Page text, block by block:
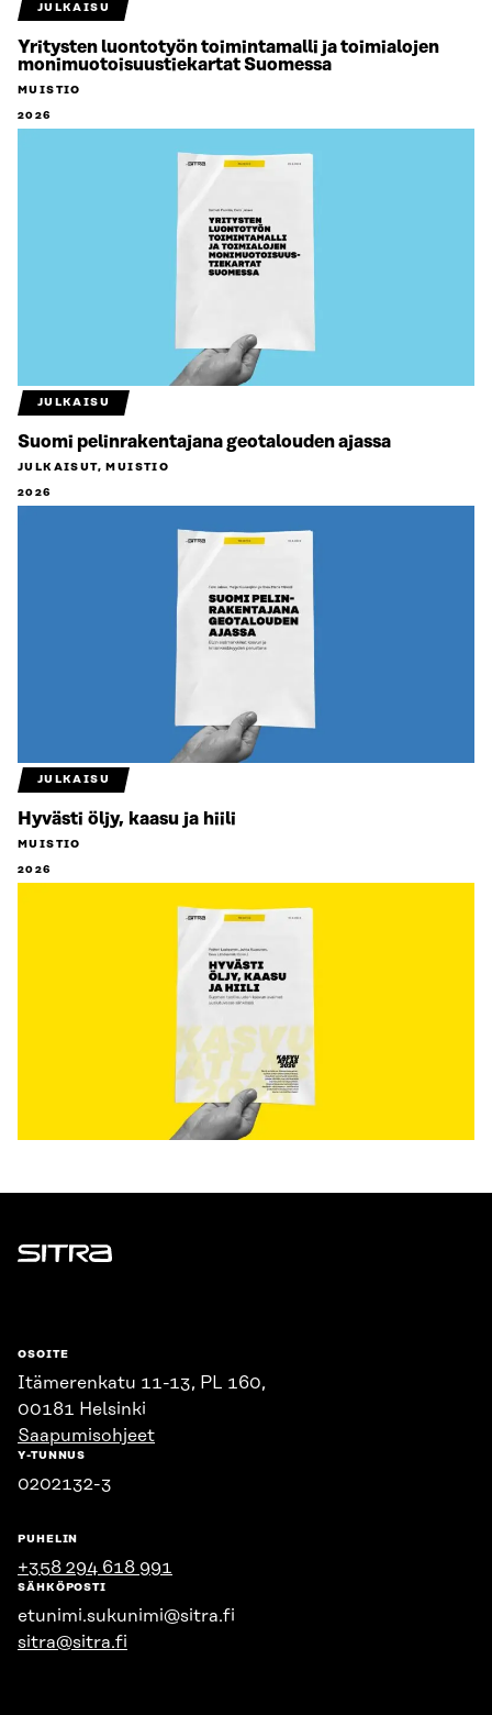
JULKAISU
Yritysten luontotyön toimintamalli ja toimialojen
monimuotoisuustiekartat Suomessa
MUISTIO
2026
JULKAISU
Suomi pelinrakentajana geotalouden ajassa
JULKAISUT, MUISTIO
2026
JULKAISU
Hyvästi öljy, kaasu ja hiili
MUISTIO
2026
Sitra
OSOITE
Itämerenkatu 11-13, PL 160,
00181 Helsinki
Saapumisohjeet
Y-TUNNUS
0202132-3
PUHELIN
+358 294 618 991
SÄHKÖPOSTI
etunimi.sukunimi@sitra.fi
sitra@sitra.fi